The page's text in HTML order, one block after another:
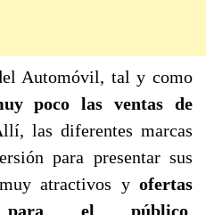
Automóvil, tal y como
poco las ventas de
las diferentes marcas
para presentar sus
atractivos y ofertas
para el público.